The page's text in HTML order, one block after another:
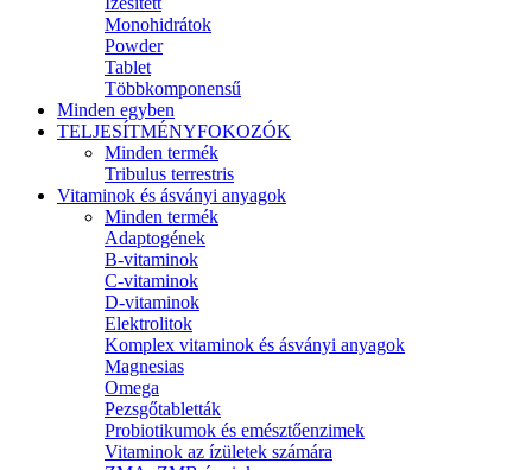
Monohidrátok
Powder
Tablet
Többkomponensű
Minden egyben
TELJESÍTMÉNYFOKOZÓK
Minden termék
Tribulus terrestris
Vitaminok és ásványi anyagok
Minden termék
Adaptogének
B-vitaminok
C-vitaminok
D-vitaminok
Elektrolitok
Komplex vitaminok és ásványi anyagok
Magnesias
Omega
Pezsgőtabletták
Probiotikumok és emésztőenzimek
Vitaminok az ízületek számára